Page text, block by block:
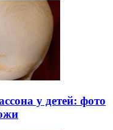
у детей: фото